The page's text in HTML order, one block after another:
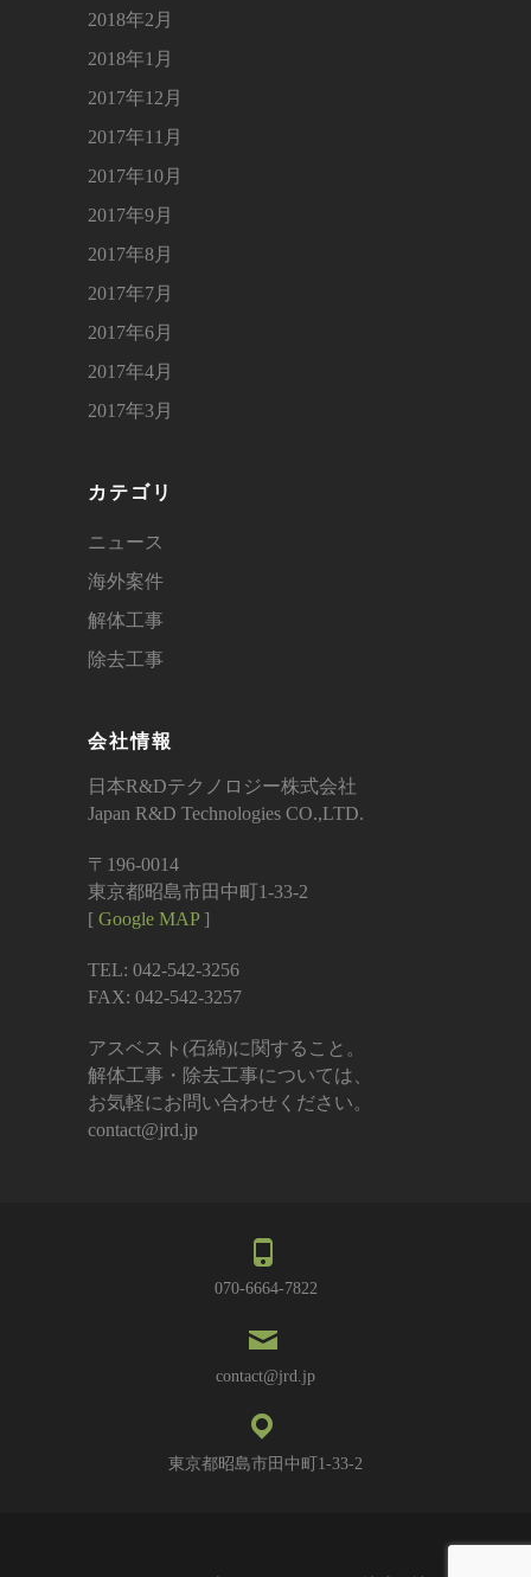
2018年2月
2018年1月
2017年12月
2017年11月
2017年10月
2017年9月
2017年8月
2017年7月
2017年6月
2017年4月
2017年3月
カテゴリ
ニュース
海外案件
解体工事
除去工事
会社情報
日本R&Dテクノロジー株式会社
Japan R&D Technologies CO.,LTD.
〒196-0014
東京都昭島市田中町1-33-2
[ Google MAP]
TEL: 042-542-3256
FAX: 042-542-3257
アスベスト(石綿)に関すること。
解体工事・除去工事については、
お気軽にお問い合わせください。
contact@jrd.jp
070-6664-7822
contact@jrd.jp
東京都昭島市田中町1-33-2